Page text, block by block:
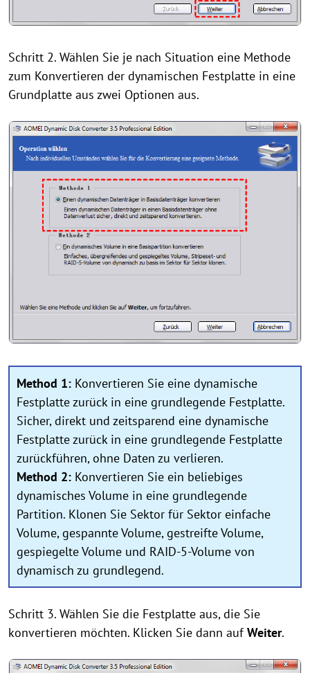
Schritt 2. Wählen Sie je nach Situation eine Methode
zum Konvertieren der dynamischen Festplatte in eine
Grundplatte aus zwei Optionen aus.
Method 1: Konvertieren Sie eine dynamische
Festplatte zurück in eine grundlegende Festplatte.
Sicher, direkt und zeitsparend eine dynamische
Festplatte zurück in eine grundlegende Festplatte
zurückführen, ohne Daten zu verlieren.
Method 2: Konvertieren Sie ein beliebiges
dynamisches Volume in eine grundlegende
Partition. Klonen Sie Sektor für Sektor einfache
Volume, gespannte Volume, gestreifte Volume,
gespiegelte Volume und RAID-5-Volume von
dynamisch zu grundlegend.
Schritt 3. Wählen Sie die Festplatte aus, die Sie
konvertieren möchten. Klicken Sie dann aufWeiter.